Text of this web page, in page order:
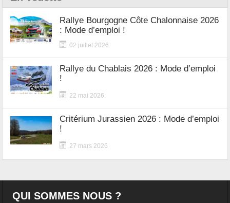
Rallye Bourgogne Côte Chalonnaise 2026
: Mode d’emploi !
02 juillet 2026
Rallye du Chablais 2026 : Mode d’emploi
!
22 mai 2026
Critérium Jurassien 2026 : Mode d’emploi
!
27 mars 2026
QUI SOMMES NOUS ?